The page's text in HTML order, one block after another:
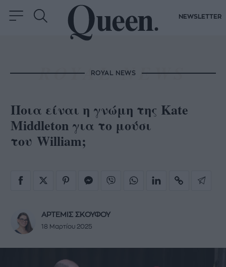
NEWSLETTER
ROYAL NEWS
Ποια είναι η γνώμη της Kate
Middleton για το μούσι
του William;
ΑΡΤΕΜΙΣ ΣΚΟΥΦΟΥ
18 Μαρτίου 2025